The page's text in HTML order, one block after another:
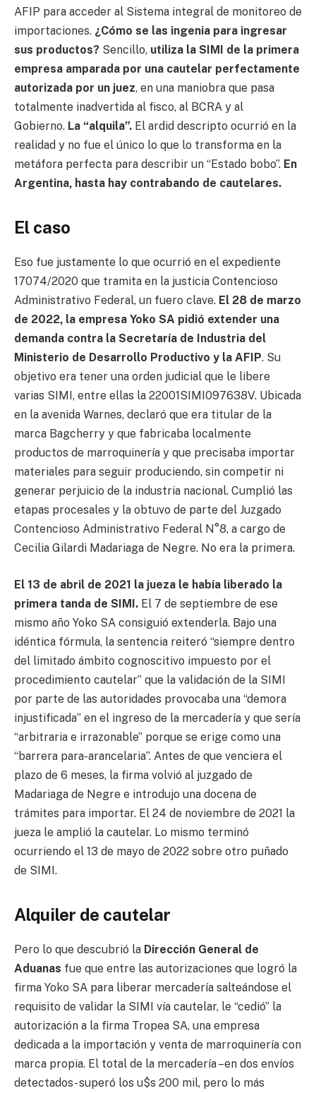
AFIP para acceder al Sistema integral de monitoreo de
importaciones. ¿Cómo se las ingenia para ingresar
sus productos? Sencillo, utiliza la SIMI de la primera
empresa amparada por una cautelar perfectamente
autorizada por un juez, en una maniobra que pasa
totalmente inadvertida al fisco, al BCRA y al
Gobierno. La “alquila”. El ardid descripto ocurrió en la
realidad y no fue el único lo que lo transforma en la
metáfora perfecta para describir un “Estado bobo”. En
Argentina, hasta hay contrabando de cautelares.
El caso
Eso fue justamente lo que ocurrió en el expediente
17074/2020 que tramita en la justicia Contencioso
Administrativo Federal, un fuero clave. El 28 de marzo
de 2022, la empresa Yoko SA pidió extender una
demanda contra la Secretaría de Industria del
Ministerio de Desarrollo Productivo y la AFIP. Su
objetivo era tener una orden judicial que le libere
varias SIMI, entre ellas la 22001SIMI097638V. Ubicada
en la avenida Warnes, declaró que era titular de la
marca Bagcherry y que fabricaba localmente
productos de marroquinería y que precisaba importar
materiales para seguir produciendo, sin competir ni
generar perjuicio de la industria nacional. Cumplió las
etapas procesales y la obtuvo de parte del Juzgado
Contencioso Administrativo Federal N°8, a cargo de
Cecilia Gilardi Madariaga de Negre. No era la primera.
El 13 de abril de 2021 la jueza le había liberado la
primera tanda de SIMI. El 7 de septiembre de ese
mismo año Yoko SA consiguió extenderla. Bajo una
idéntica fórmula, la sentencia reiteró “siempre dentro
del limitado ámbito cognoscitivo impuesto por el
procedimiento cautelar” que la validación de la SIMI
por parte de las autoridades provocaba una “demora
injustificada” en el ingreso de la mercadería y que sería
“arbitraria e irrazonable” porque se erige como una
“barrera para-arancelaria”. Antes de que venciera el
plazo de 6 meses, la firma volvió al juzgado de
Madariaga de Negre e introdujo una docena de
trámites para importar. El 24 de noviembre de 2021 la
jueza le amplió la cautelar. Lo mismo terminó
ocurriendo el 13 de mayo de 2022 sobre otro puñado
de SIMI.
Alquiler de cautelar
Pero lo que descubrió la Dirección General de
Aduanas fue que entre las autorizaciones que logró la
firma Yoko SA para liberar mercadería salteándose el
requisito de validar la SIMI vía cautelar, le “cedió” la
autorización a la firma Tropea SA, una empresa
dedicada a la importación y venta de marroquinería con
marca propia. El total de la mercadería –en dos envíos
detectados- superó los u$s 200 mil, pero lo más